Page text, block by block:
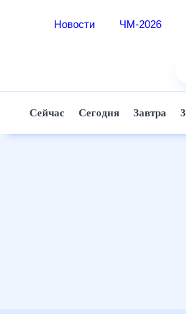
Новости ЧМ-2026
Сейчас Сегодня Завтра